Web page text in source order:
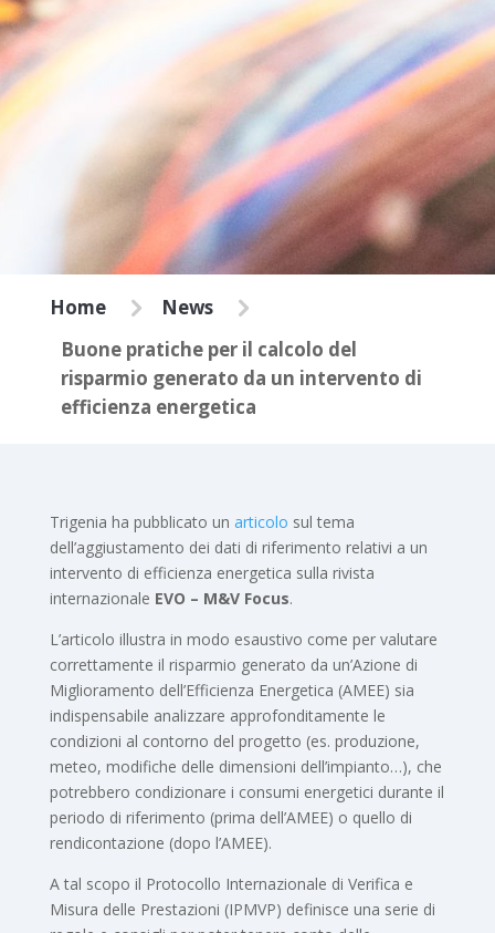
Home 5 News 5
Buone pratiche per il calcolo del
risparmio generato da un intervento di
efficienza energetica
Trigenia ha pubblicato un articolo sul tema
dell’aggiustamento dei dati di riferimento relativi a un
intervento di efficienza energetica sulla rivista
internazionale EVO – M&V Focus.
L’articolo illustra in modo esaustivo come per valutare
correttamente il risparmio generato da un’Azione di
Miglioramento dell’Efficienza Energetica (AMEE) sia
indispensabile analizzare approfonditamente le
condizioni al contorno del progetto (es. produzione,
meteo, modifiche delle dimensioni dell’impianto…), che
potrebbero condizionare i consumi energetici durante il
periodo di riferimento (prima dell’AMEE) o quello di
rendicontazione (dopo l’AMEE).
A tal scopo il Protocollo Internazionale di Verifica e
Misura delle Prestazioni (IPMVP) definisce una serie di